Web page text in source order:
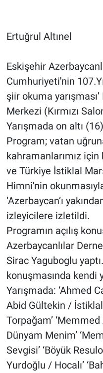
Ertuğrul Altınel
Eskişehir
Cumhuriyeti'nin
şiir okuma
Merkezi (Kırmızı
Yarışmada on altı
Program; vatan
kahramanlarımız için
ve Türkiye İstiklal
Himni'nin
‘Azerbaycan’ı
izleyicilere izletildi.
Programın açılış
Azerbaycanlılar
Sirac Yaguboglu
konuşmasında kendi
Yarışmada: ‘Ahmed
Abid Gültekin /
Torpağam’
Dünyam Menim’
Sevgisi’ ‘Böyük
Yurdoğlu / Hocalı’